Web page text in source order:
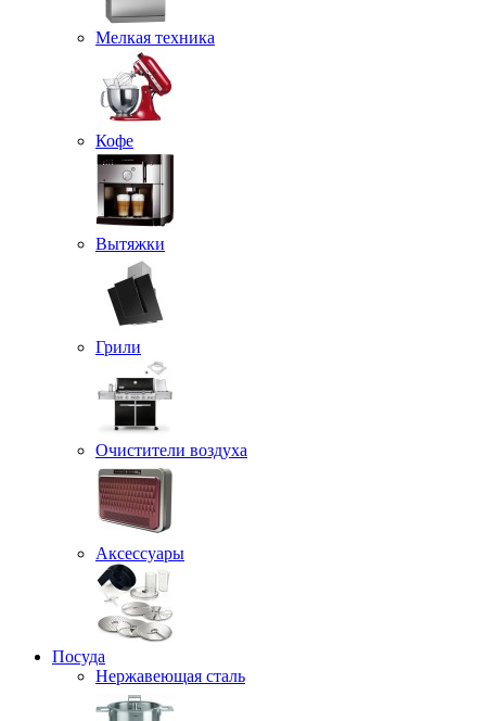
Мелкая техника
Кофе
Вытяжки
Грили
Очистители воздуха
Аксессуары
Посуда
Нержавеющая сталь